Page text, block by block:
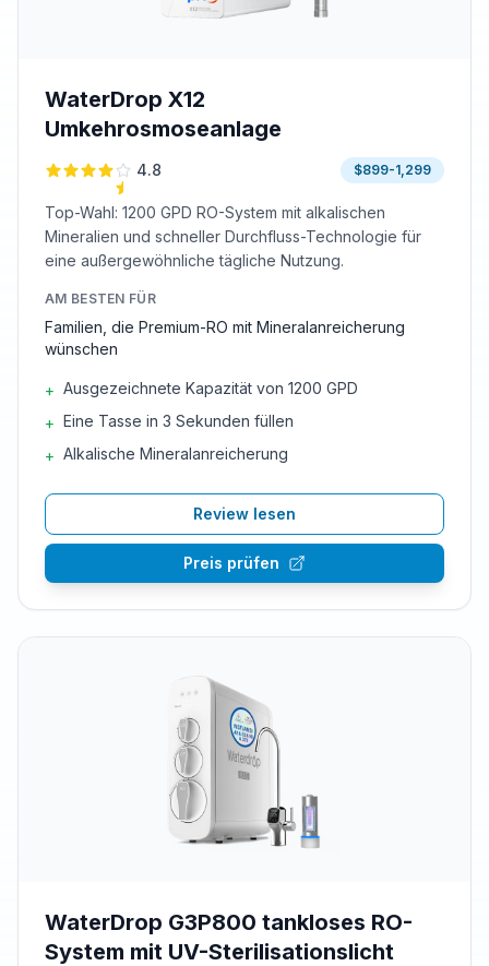
WaterDrop X12
Umkehrosmoseanlage
4.8 $899-1,299
Top-Wahl: 1200 GPD RO-System mit alkalischen
Mineralien und schneller Durchfluss-Technologie für
eine außergewöhnliche tägliche Nutzung.
AM BESTEN FÜR
Familien, die Premium-RO mit Mineralanreicherung
wünschen
+ Ausgezeichnete Kapazität von 1200 GPD
+ Eine Tasse in 3 Sekunden füllen
+ Alkalische Mineralanreicherung
Review lesen
Preis prüfen
WaterDrop G3P800 tankloses RO-
System mit UV-Sterilisationslicht